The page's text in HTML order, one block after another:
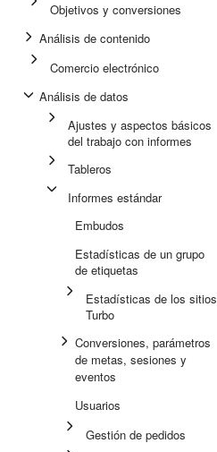
Objetivos y conversiones
Análisis de contenido
Comercio electrónico
Análisis de datos
Ajustes y aspectos básicos
del trabajo con informes
Tableros
Informes estándar
Embudos
Estadísticas de un grupo
de etiquetas
Estadísticas de los sitios
Turbo
Conversiones, parámetros
de metas, sesiones y
eventos
Usuarios
Gestión de pedidos